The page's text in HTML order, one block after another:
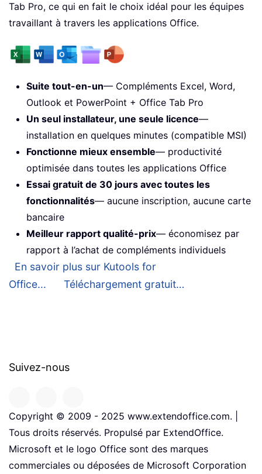
Tab Pro, ce qui en fait le choix idéal pour les équipes
travaillant à travers les applications Office.
Suite tout-en-un— Compléments Excel, Word,
Outlook et PowerPoint + Office Tab Pro
Un seul installateur, une seule licence—
installation en quelques minutes (compatible MSI)
Fonctionne mieux ensemble— productivité
optimisée dans toutes les applications Office
Essai gratuit de 30 jours avec toutes les
fonctionnalités— aucune inscription, aucune carte
bancaire
Meilleur rapport qualité-prix— économisez par
rapport à l’achat de compléments individuels
En savoir plus sur Kutools for
Office...
Téléchargement gratuit…
Suivez-nous
Copyright © 2009 - 2025 www.extendoffice.com. |
Tous droits réservés. Propulsé par ExtendOffice.
Microsoft et le logo Office sont des marques
commerciales ou déposées de Microsoft Corporation